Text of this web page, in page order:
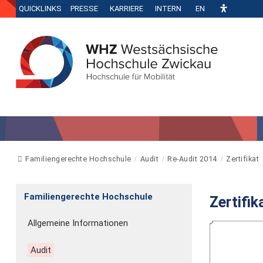
QUICKLINKS PRESSE KARRIERE INTERN EN
Familiengerechte Hochschule Audit Re-Audit 2014 Zertifikat
Familiengerechte Hochschule
Allgemeine Informationen
Audit